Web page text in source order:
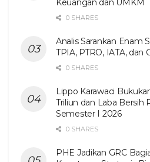
Keuangan dan UMKM
0 SHARES
Analis Sarankan Enam
TPIA, PTRO, IATA, dan
0 SHARES
Lippo Karawaci
Triliun dan Laba Bersih
Semester I 2026
0 SHARES
PHE Jadikan GRC